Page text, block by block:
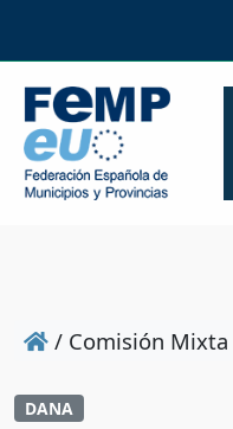
/ Comisión
DANA